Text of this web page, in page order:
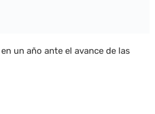
un año ante el avance de las